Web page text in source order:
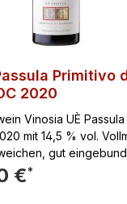
Primitivo
2020
Vinosia UÈ
mit 14,5 % vol.
gut
dominieren
Kakao und
€*